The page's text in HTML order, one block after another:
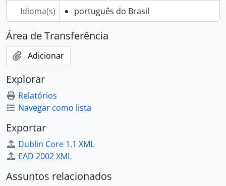
Idioma(s) português do Brasil
Área de Transferência
Adicionar
Explorar
Relatórios
Navegar como lista
Exportar
Dublin Core 1.1 XML
EAD 2002 XML
Assuntos relacionados